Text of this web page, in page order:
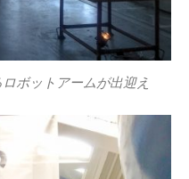
ボットアームが出迎え